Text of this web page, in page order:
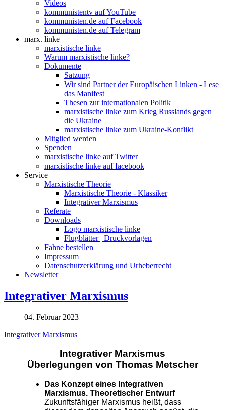
Videos
kommunistentv auf YouTube
kommunisten.de auf Facebook
kommunisten.de auf Telegram
marx. linke
marxistische linke
Warum marxistische linke?
Dokumente
Satzung
Wir sind Partner der Europäischen Linken - Lese
das Manifest
Thesen zur internationalen Politik
marxistische linke zum Krieg Russlands gegen
die Ukraine
marxistische linke zum Ukraine-Konflikt
Mitglied werden
Spenden
marxistische linke auf Twitter
marxistische linke auf facebook
Service
Marxistische Theorie
Marxistische Theorie - Klassiker
Integrativer Marxismus
Referate
Downloads
Logo marxistische linke
Flugblätter | Druckvorlagen
Fahne bestellen
Impressum
Datenschutzerklärung und Urheberrecht
Newsletter
Integrativer Marxismus
04. Februar 2023
Integrativer Marxismus
Integrativer Marxismus
Überlegungen von Thomas Metscher
Das Konzept eines Integrativen
Marxismus. Theoretischer Entwurf
Zukunftsfähiger Marxismus heißt, dass